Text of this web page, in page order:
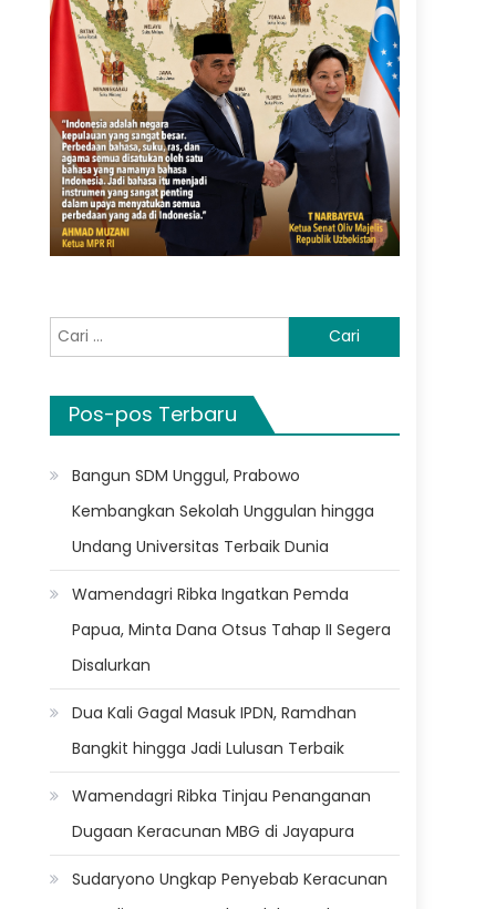
Cari
untuk:
Pos-pos Terbaru
Bangun SDM Unggul, Prabowo
Kembangkan Sekolah Unggulan hingga
Undang Universitas Terbaik Dunia
Wamendagri Ribka Ingatkan Pemda
Papua, Minta Dana Otsus Tahap II Segera
Disalurkan
Dua Kali Gagal Masuk IPDN, Ramdhan
Bangkit hingga Jadi Lulusan Terbaik
Wamendagri Ribka Tinjau Penanganan
Dugaan Keracunan MBG di Jayapura
Sudaryono Ungkap Penyebab Keracunan